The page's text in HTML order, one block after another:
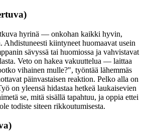
hyrinä — onkohan kaikki hyvin,
kiintyneet huomaavat usein
sävyssä tai huomiossa ja vahvistavat
Veto on hakea vakuuttelua — laittaa
vihainen mulle?", työntää lähemmäs
päinvastaisen reaktion. Pelko alla on
on yleensä hidastaa hetkeä laukaisevien
se, mitä sisällä tapahtuu, ja oppia ettei
todiste siteen rikkoutumisesta.